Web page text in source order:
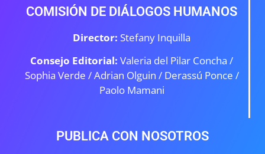
COMISIÓN DE DIÁLOGOS HUMANOS
Director: Stefany Inquilla
Consejo Editorial: Valeria del Pilar Concha /
Sophia Verde /Adrian Olguin / Derassú Ponce /
Paolo Mamani
PUBLICA CON NOSOTROS